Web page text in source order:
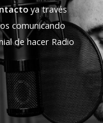
ya través
comunicando
de hacer Radio